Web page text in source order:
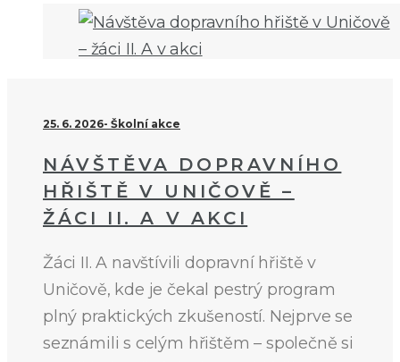
25. 6. 2026 Školní akce
NÁVŠTĚVA DOPRAVNÍHO
HŘIŠTĚ V UNIČOVĚ –
ŽÁCI II. A V AKCI
Žáci II. A navštívili dopravní hřiště v
Uničově, kde je čekal pestrý program
plný praktických zkušeností. Nejprve se
seznámili s celým hřištěm – společně si